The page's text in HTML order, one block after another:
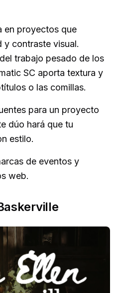
en proyectos que
y contraste visual.
trabajo pesado de los
SC aporta textura y
o las comillas.
para un proyecto
dúo hará que tu
estilo.
de eventos y
web.